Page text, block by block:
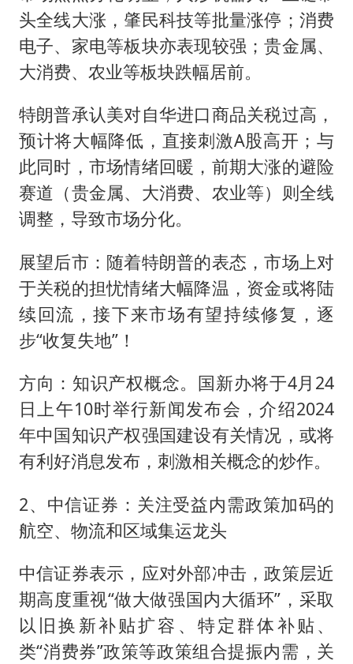
头全线大涨，肇民科技等批量涨停；消费
电子、家电等板块亦表现较强；贵金属、
大消费、农业等板块跌幅居前。
特朗普承认美对自华进口商品关税过高，
预计将大幅降低，直接刺激A股高开；与
此同时，市场情绪回暖，前期大涨的避险
赛道（贵金属、大消费、农业等）则全线
调整，导致市场分化。
展望后市：随着特朗普的表态，市场上对
于关税的担忧情绪大幅降温，资金或将陆
续回流，接下来市场有望持续修复，逐
步“收复失地”！
方向：知识产权概念。国新办将于4月24
日上午10时举行新闻发布会，介绍2024
年中国知识产权强国建设有关情况，或将
有利好消息发布，刺激相关概念的炒作。
2、中信证券：关注受益内需政策加码的
航空、物流和区域集运龙头
中信证券表示，应对外部冲击，政策层近
期高度重视“做大做强国内大循环”，采取
以旧换新补贴扩容、特定群体补贴、
类“消费券”政策等政策组合提振内需，关